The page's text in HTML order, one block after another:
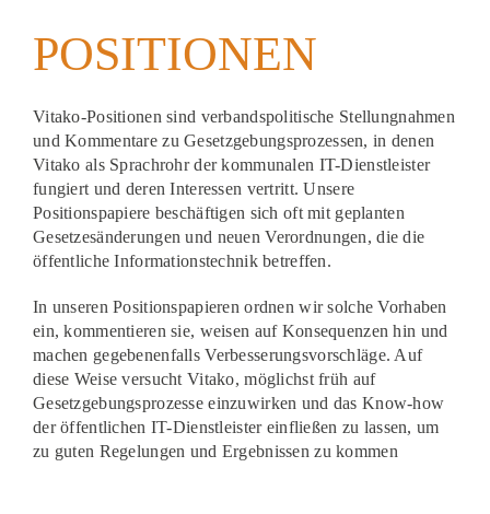
POSITIONEN
Vitako-Positionen sind verbandspolitische Stellungnahmen
und Kommentare zu Gesetzgebungsprozessen, in denen
Vitako als Sprachrohr der kommunalen IT-Dienstleister
fungiert und deren Interessen vertritt. Unsere
Positionspapiere beschäftigen sich oft mit geplanten
Gesetzesänderungen und neuen Verordnungen, die die
öffentliche Informationstechnik betreffen.
In unseren Positionspapieren ordnen wir solche Vorhaben
ein, kommentieren sie, weisen auf Konsequenzen hin und
machen gegebenenfalls Verbesserungsvorschläge. Auf
diese Weise versucht Vitako, möglichst früh auf
Gesetzgebungsprozesse einzuwirken und das Know-how
der öffentlichen IT-Dienstleister einfließen zu lassen, um
zu guten Regelungen und Ergebnissen zu kommen